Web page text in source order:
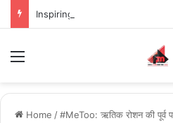
Home /#MeToo: ऋतिक रोशन की पूर्व